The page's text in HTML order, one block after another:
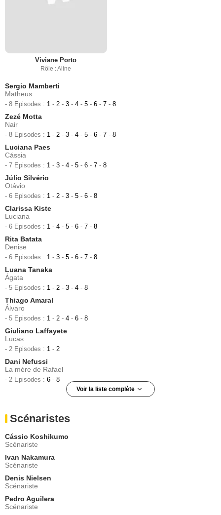
Viviane Porto
Rôle : Aline
Sergio Mamberti
Matheus
- 8 Episodes : 1 - 2 - 3 - 4 - 5 - 6 - 7 - 8
Zezé Motta
Nair
- 8 Episodes : 1 - 2 - 3 - 4 - 5 - 6 - 7 - 8
Luciana Paes
Cássia
- 7 Episodes : 1 - 3 - 4 - 5 - 6 - 7 - 8
Júlio Silvério
Otávio
- 6 Episodes : 1 - 2 - 3 - 5 - 6 - 8
Clarissa Kiste
Luciana
- 6 Episodes : 1 - 4 - 5 - 6 - 7 - 8
Rita Batata
Denise
- 6 Episodes : 1 - 3 - 5 - 6 - 7 - 8
Luana Tanaka
Ágata
- 5 Episodes : 1 - 2 - 3 - 4 - 8
Thiago Amaral
Álvaro
- 5 Episodes : 1 - 2 - 4 - 6 - 8
Giuliano Laffayete
Lucas
- 2 Episodes : 1 - 2
Dani Nefussi
La mère de Rafael
- 2 Episodes : 6 - 8
Voir la liste complète
- 2 Episodes :1-8
Julia
- 1 Episode :
Celso Frateschi
Leader de la cause
- 1 Episode :1
Anapaula Csernik
- 1 Episode :1
Scénaristes
Cássio Koshikumo
Scénariste
Ivan Nakamura
Scénariste
Denis Nielsen
Scénariste
Pedro Aguilera
Scénariste